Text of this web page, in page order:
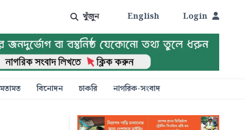
খুঁজুন English Login
মতামত বিনোদন চাকরি নাগরিক-সংবাদ